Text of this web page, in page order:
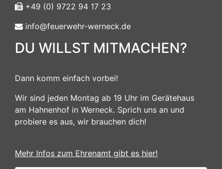
+49 (0) 9722 94 17 23
info@feuerwehr-werneck.de
DU WILLST MITMACHEN?
Dann komm einfach vorbei!
Wir sind jeden Montag ab 19 Uhr im Gerätehaus
am Hahnenhof in Werneck. Sprich uns an und
probiere es aus, wir brauchen dich!
Mehr Infos zum Ehrenamt gibt es hier!